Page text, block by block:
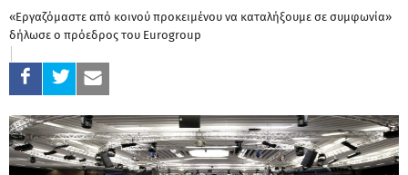
«Εργαζόμαστε από κοινού προκειμένου να καταλήξουμε σε συμφωνία»
δήλωσε ο πρόεδρος του Eurogroup